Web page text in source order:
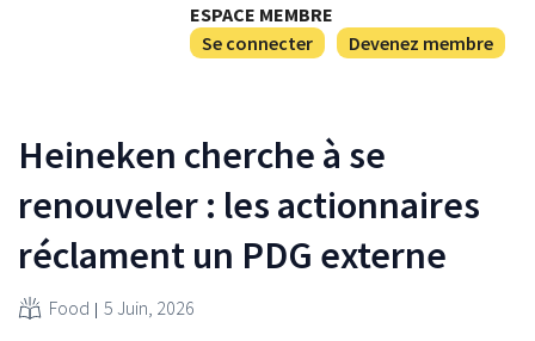
ESPACE MEMBRE
Se connecter
Devenez membre
Heineken cherche à se
renouveler : les actionnaires
réclament un PDG externe
Food 5 Juin, 2026